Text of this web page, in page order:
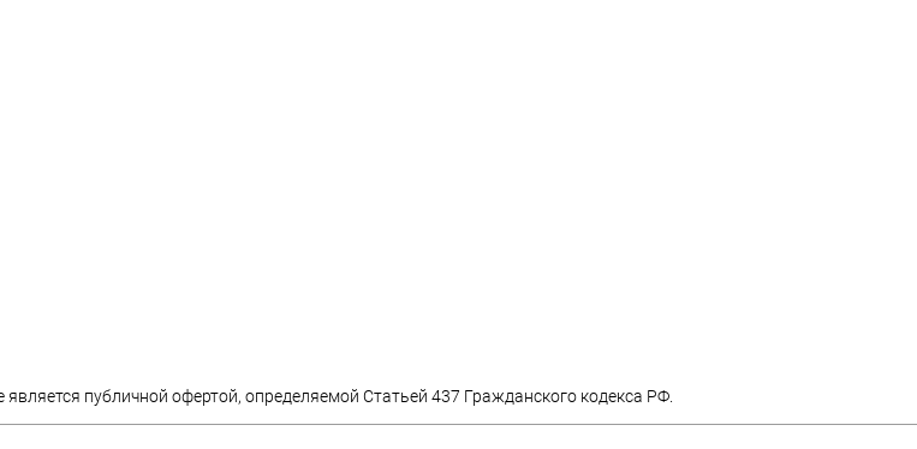
публичной офертой, определяемой Статьей 437 Гражданского кодекса РФ.